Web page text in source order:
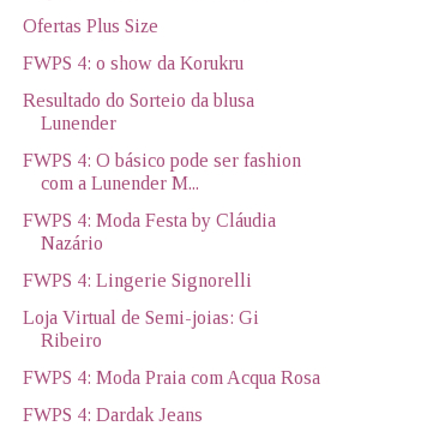
Ofertas Plus Size
FWPS 4: o show da Korukru
Resultado do Sorteio da blusa
Lunender
FWPS 4: O básico pode ser fashion
com a Lunender M...
FWPS 4: Moda Festa by Cláudia
Nazário
FWPS 4: Lingerie Signorelli
Loja Virtual de Semi-joias: Gi
Ribeiro
FWPS 4: Moda Praia com Acqua Rosa
FWPS 4: Dardak Jeans